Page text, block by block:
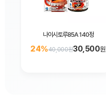
나이시토루85A 140정
24%40,000원30,500원